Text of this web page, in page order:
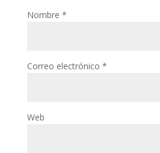
Nombre *
Correo electrónico *
Web